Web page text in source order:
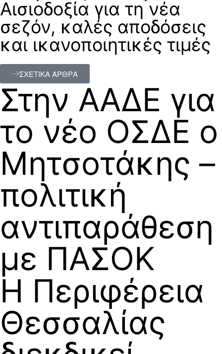
Αισιοδοξία για τη νέα
σεζόν, καλές αποδόσεις
και ικανοποιητικές τιμές
ΣΧΕΤΙΚΑ ΑΡΘΡΑ
Στην ΑΑΔΕ για
το νέο ΟΣΔΕ ο
Μητσοτάκης –
πολιτική
αντιπαράθεση
με ΠΑΣΟΚ
Η Περιφέρεια
Θεσσαλίας